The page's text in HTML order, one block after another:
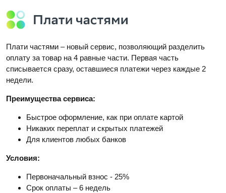
Плати частями – новый сервис, позволяющий разделить
оплату за товар на 4 равные части. Первая часть
списывается сразу, оставшиеся платежи через каждые 2
недели.
Преимущества сервиса:
Быстрое оформление, как при оплате картой
Никаких переплат и скрытых платежей
Для клиентов любых банков
Условия:
Первоначальный взнос - 25%
Срок оплаты – 6 недель